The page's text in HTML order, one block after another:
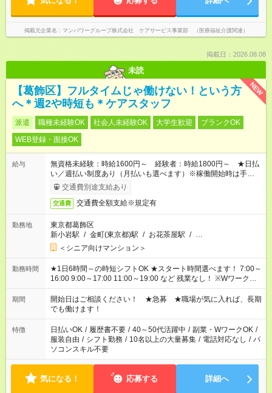
掲載元企業名 マンパワーグループ株式会社 ケアサービス事業部 （医療福祉介護関連）
掲載日：2026.08.08
未読
NEW
【葛飾区】フルタイムじゃ働けない！という方
へ＊週2や時短も＊ケアスタッフ
派遣 職種未経験OK 社会人未経験OK 大学生歓迎
ブランクOK
WEB登録・面接OK
給与
無資格未経験：時給1600円～ 経験者：時給1800円～ ★日払
い／週払い制度あり（月払いも選べます）※稼働開始時は手続き
完了次第のお支払いとなります。
交通費別途支給あり
交通費 交通費全額支給※規定有
勤務地
東京都葛飾区
新小岩駅 / 金町(東京都)駅 / お花茶屋駅 / …
＜シニア向けマンション＞
勤務時間
★1日6時間～の時短シフトOK ★スタート時間選べます！ 7:00～
16:00 9:00～17:00 11:00～19:00 など 残業なし！ ※Wワークの
場合、他のお仕事と合わせ週40時間超の就業はご案内できませ
ん ※法令に基づき、週20時間以上勤務は社会保険への加入対象
となります ※労働者派遣法（日雇い派遣の原則禁止）により、
短時間・短期間の就業はご案内が難しい場合があります
期間
開始日はご相談ください！ ★急募 ★職場が気に入れば、長期
でも働けます！
特徴 日払いOK / 履歴書不要 / 40～50代活躍中 / 副業・WワークOK /
服装自由 / シフト勤務 / 10名以上の大量募集 / 電話対応なし / パ
ソコンスキル不要
気になる！ 応募する 詳細へ